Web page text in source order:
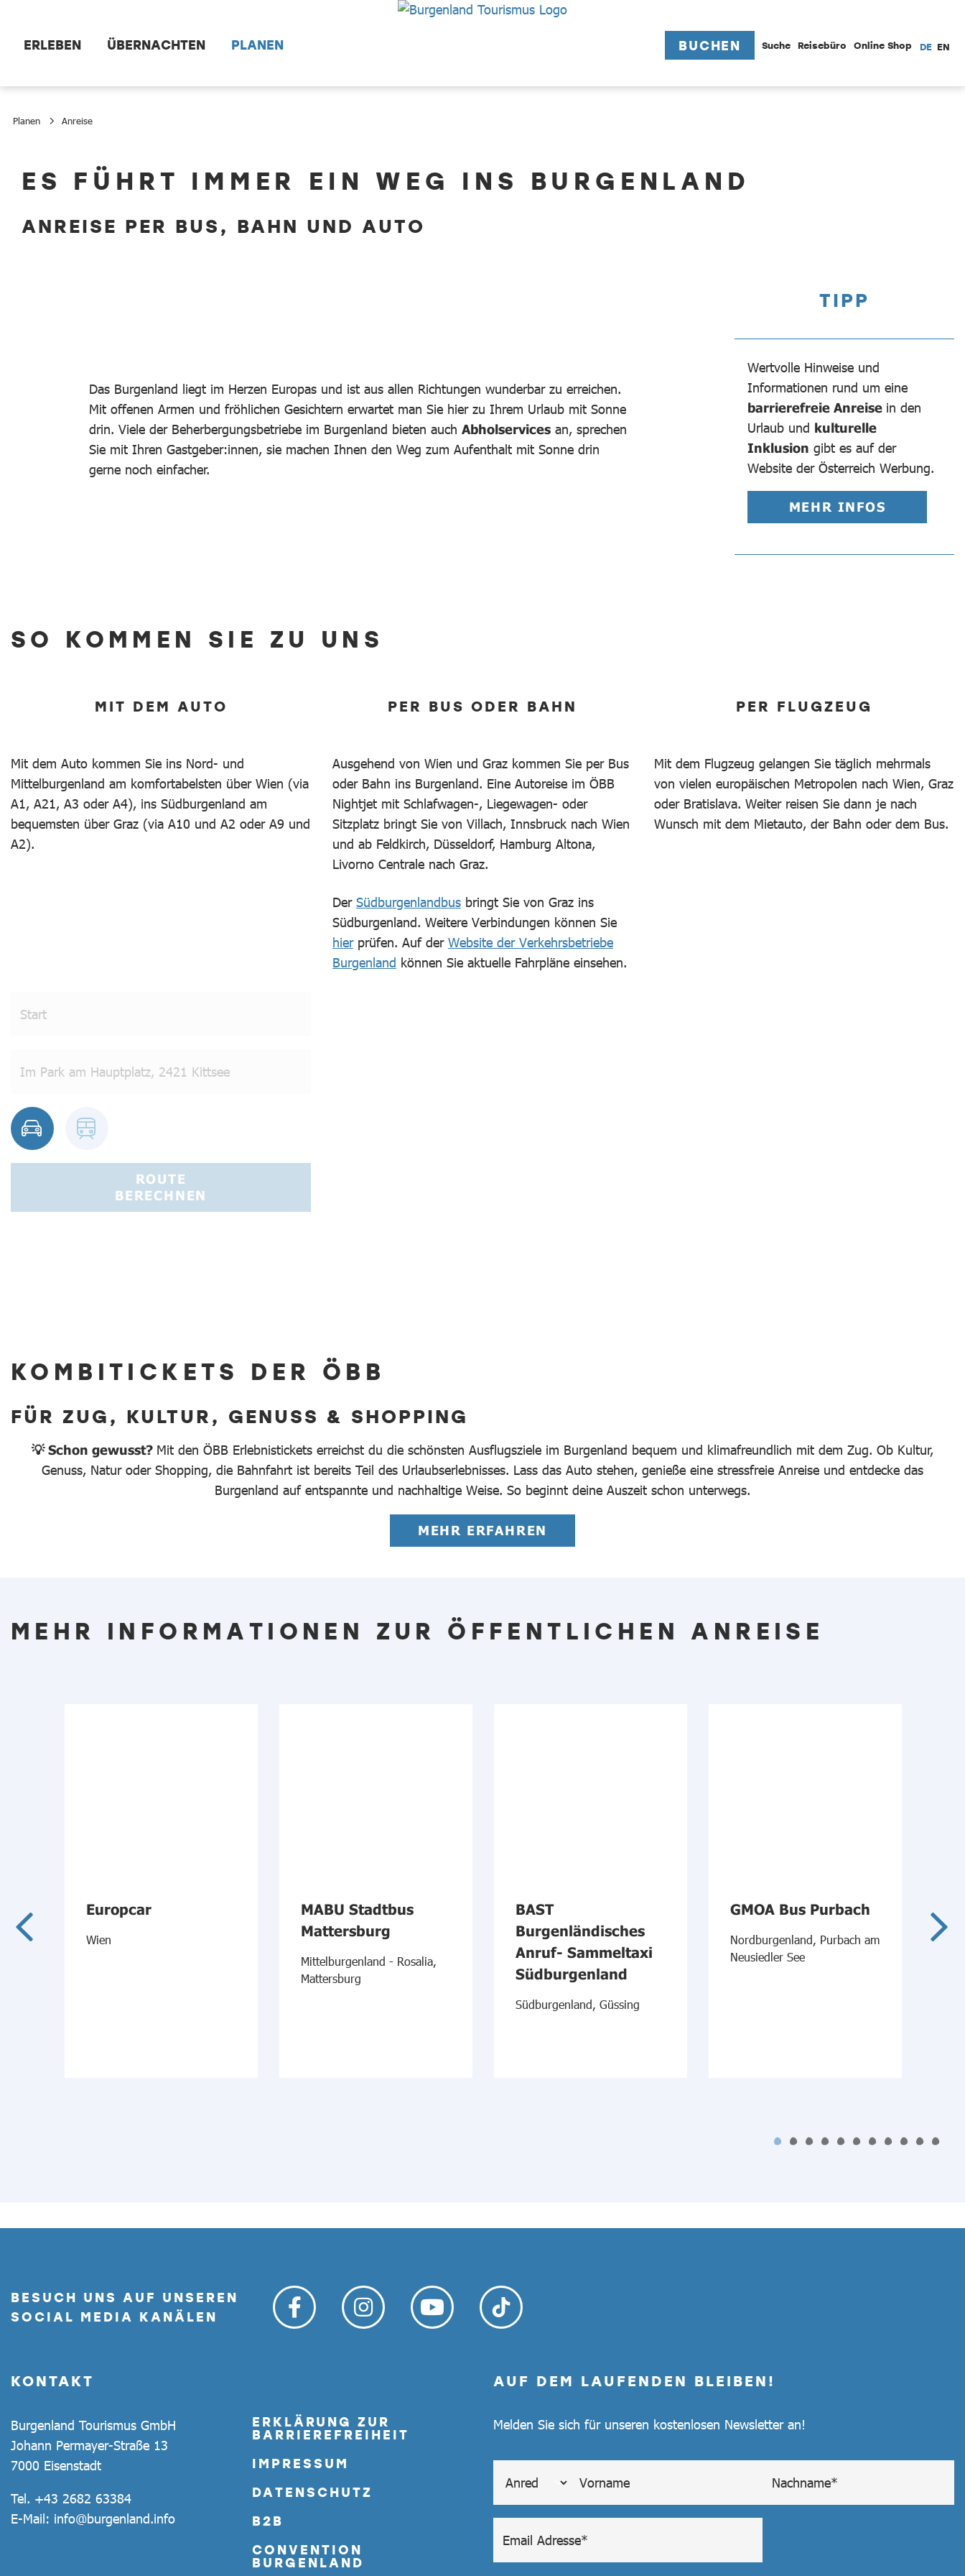
ERLEBEN ÜBERNACHTEN PLANEN BUCHEN Suche Reisebüro Online Shop DE EN
Planen Anreise
AnreiseES FÜHRT IMMER EIN WEG INS BURGENLAND
ANREISE PER BUS, BAHN UND AUTO
Das Burgenland liegt im Herzen Europas und ist aus allen Richtungen wunderbar zu erreichen.
Mit offenen Armen und fröhlichen Gesichtern erwartet man Sie hier zu Ihrem Urlaub mit Sonne
drin. Viele der Beherbergungsbetriebe im Burgenland bieten auch Abholservices an, sprechen
Sie mit Ihren Gastgeber:innen, sie machen Ihnen den Weg zum Aufenthalt mit Sonne drin
gerne noch einfacher.
TIPP
Wertvolle Hinweise und
Informationen rund um eine
barrierefreie Anreise in den
Urlaub und kulturelle
Inklusion gibt es auf der
Website der Österreich Werbung.
MEHR INFOS
SO KOMMEN SIE ZU UNS
MIT DEM AUTO
Mit dem Auto kommen Sie ins Nord- und
Mittelburgenland am komfortabelsten über Wien (via
A1, A21, A3 oder A4), ins Südburgenland am
bequemsten über Graz (via A10 und A2 oder A9 und
A2).
PER BUS ODER BAHN
Ausgehend von Wien und Graz kommen Sie per Bus
oder Bahn ins Burgenland. Eine Autoreise im ÖBB
Nightjet mit Schlafwagen-, Liegewagen- oder
Sitzplatz bringt Sie von Villach, Innsbruck nach Wien
und ab Feldkirch, Düsseldorf, Hamburg Altona,
Livorno Centrale nach Graz.
Der Südburgenlandbus bringt Sie von Graz ins
Südburgenland. Weitere Verbindungen können Sie
hierprüfen. Auf der Website der Verkehrsbetriebe
Burgenland können Sie aktuelle Fahrpläne einsehen.
PER FLUGZEUG
Mit dem Flugzeug gelangen Sie täglich mehrmals
von vielen europäischen Metropolen nach Wien, Graz
oder Bratislava. Weiter reisen Sie dann je nach
Wunsch mit dem Mietauto, der Bahn oder dem Bus.
ROUTE
BERECHNEN
KOMBITICKETS DER ÖBB
FÜR ZUG, KULTUR, GENUSS & SHOPPING
💡 Schon gewusst? Mit den ÖBB Erlebnistickets erreichst du die schönsten Ausflugsziele im Burgenland bequem und klimafreundlich mit dem Zug. Ob Kultur,
Genuss, Natur oder Shopping, die Bahnfahrt ist bereits Teil des Urlaubserlebnisses. Lass das Auto stehen, genieße eine stressfreie Anreise und entdecke das
Burgenland auf entspannte und nachhaltige Weise. So beginnt deine Auszeit schon unterwegs.
MEHR ERFAHREN
MEHR INFORMATIONEN ZUR ÖFFENTLICHEN ANREISE
Europcar
Wien
MABU Stadtbus
Mattersburg
Mittelburgenland - Rosalia,
Mattersburg
BAST
Burgenländisches
Anruf- Sammeltaxi
Südburgenland
Südburgenland, Güssing
GMOA Bus Purbach
Nordburgenland, Purbach am
Neusiedler See
in
BESUCH UNS AUF UNSEREN
SOCIAL MEDIA KANÄLEN
KONTAKT
Burgenland Tourismus GmbH
Johann Permayer-Straße 13
7000 Eisenstadt
Tel. +43 2682 63384
E-Mail: info@burgenland.info
ERKLÄRUNG ZUR
BARRIEREFREIHEIT
IMPRESSUM
DATENSCHUTZ
B2B
CONVENTION
BURGENLAND
AUF DEM LAUFENDEN BLEIBEN!
Melden Sie sich für unseren kostenlosen Newsletter an!